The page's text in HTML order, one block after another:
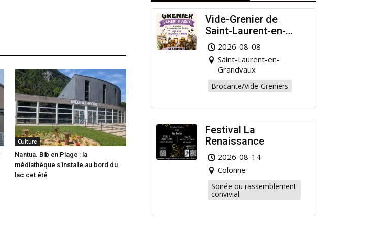
Culture
Nantua. Bib en Plage : la
médiathèque s’installe au bord du
lac cet été
Vide-Grenier de
Saint-Laurent-en-
Grandvaux : Venez
chiner pour la bonne
cause !
2026-08-08
Saint-Laurent-en-
Grandvaux
Brocante/Vide-Greniers
Festival La
Renaissance
2026-08-14
Colonne
Soirée ou rassemblement
convivial